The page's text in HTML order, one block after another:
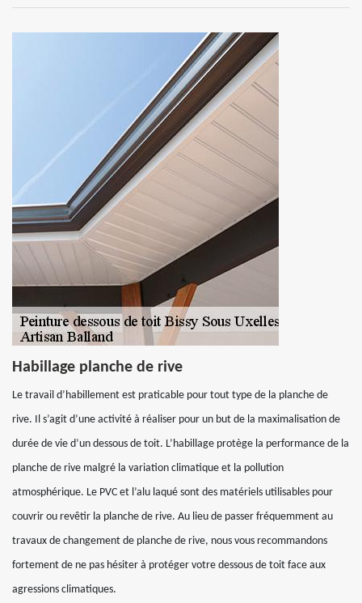
Habillage planche de rive
Le travail d’habillement est praticable pour tout type de la planche de
rive. Il s’agit d’une activité à réaliser pour un but de la maximalisation de
durée de vie d’un dessous de toit. L’habillage protège la performance de la
planche de rive malgré la variation climatique et la pollution
atmosphérique. Le PVC et l’alu laqué sont des matériels utilisables pour
couvrir ou revêtir la planche de rive. Au lieu de passer fréquemment au
travaux de changement de planche de rive, nous vous recommandons
fortement de ne pas hésiter à protéger votre dessous de toit face aux
agressions climatiques.